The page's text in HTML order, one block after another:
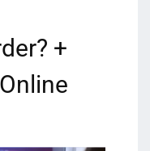
+